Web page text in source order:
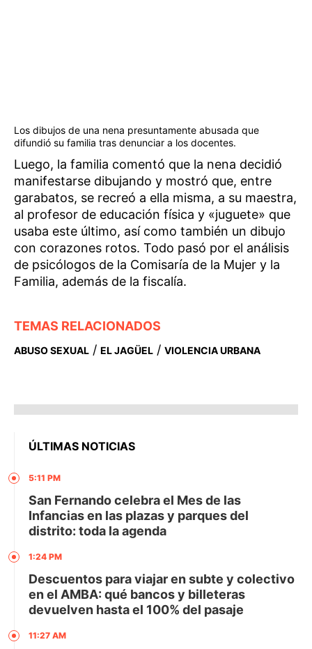
Los dibujos de una nena presuntamente abusada que
difundió su familia tras denunciar a los docentes.
Luego, la familia comentó que la nena decidió
manifestarse dibujando y mostró que, entre
garabatos, se recreó a ella misma, a su maestra,
al profesor de educación física y «juguete» que
usaba este último, así como también un dibujo
con corazones rotos. Todo pasó por el análisis
de psicólogos de la Comisaría de la Mujer y la
Familia, además de la fiscalía.
TEMAS RELACIONADOS
ABUSO SEXUAL / EL JAGÜEL / VIOLENCIA URBANA
ÚLTIMAS NOTICIAS
5:11 PM
San Fernando celebra el Mes de las
Infancias en las plazas y parques del
distrito: toda la agenda
1:24 PM
Descuentos para viajar en subte y colectivo
en el AMBA: qué bancos y billeteras
devuelven hasta el 100% del pasaje
11:27 AM